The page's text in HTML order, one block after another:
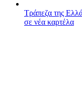
Τράπεζα της
σε νέα καρτέλα